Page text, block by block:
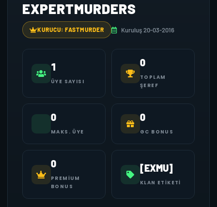
EXPERTMURDERS
KURUCU: FASTMURDER Kuruluş 20-03-2016
1
ÜYE SAYISI
0
TOPLAM
ŞEREF
0
MAKS. ÜYE
0
GC BONUS
0
PREMIUM
BONUS
[EXMU]
KLAN ETIKETI